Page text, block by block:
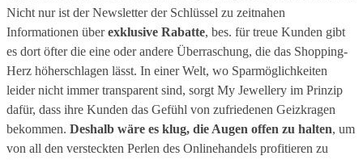
Nicht nur ist der Newsletter der Schlüssel zu zeitnahen
Informationen überexklusive Rabatte, bes. für treue Kunden gibt
es dort öfter die eine oder andere Überraschung, die das Shopping-
Herz höherschlagen lässt. In einer Welt, wo Sparmöglichkeiten
leider nicht immer transparent sind, sorgt My Jewellery im Prinzip
dafür, dass ihre Kunden das Gefühl von zufriedenen Geizkragen
bekommen. Deshalb wäre es klug, die Augen offen zu halten, um
von all den versteckten Perlen des Onlinehandels profitieren zu